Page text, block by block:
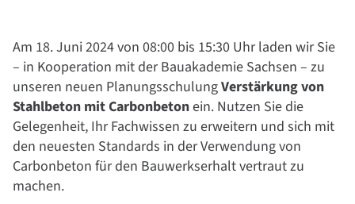
Am 18. Juni 2024 von 08:00 bis 15:30 Uhr laden wir Sie
– in Kooperation mit der Bauakademie Sachsen – zu
unseren neuen PlanungsschulungVerstärkung von
Stahlbeton mit Carbonbetonein. Nutzen Sie die
Gelegenheit, Ihr Fachwissen zu erweitern und sich mit
den neuesten Standards in der Verwendung von
Carbonbeton für den Bauwerkserhalt vertraut zu
machen.